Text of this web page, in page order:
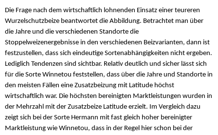
Die Frage nach dem wirtschaftlich lohnenden Einsatz einer teureren
Wurzelschutzbeize beantwortet die Abbildung. Betrachtet man über
die Jahre und die verschiedenen Standorte die
Stoppelweizenergebnisse in den verschiedenen Beizvarianten, dann ist
festzustellen, dass sich eindeutige Sortenabhängigkeiten nicht ergeben.
Lediglich Tendenzen sind sichtbar. Relativ deutlich und sicher lässt sich
für die Sorte Winnetou feststellen, dass über die Jahre und Standorte in
den meisten Fällen eine Zusatzbeizung mit Latitude höchst
wirtschaftlich war. Die höchsten bereinigten Marktleistungen wurden in
der Mehrzahl mit der Zusatzbeize Latitude erzielt. Im Vergleich dazu
zeigt sich bei der Sorte Hermann mit fast gleich hoher bereinigter
Marktleistung wie Winnetou, dass in der Regel hier schon bei der